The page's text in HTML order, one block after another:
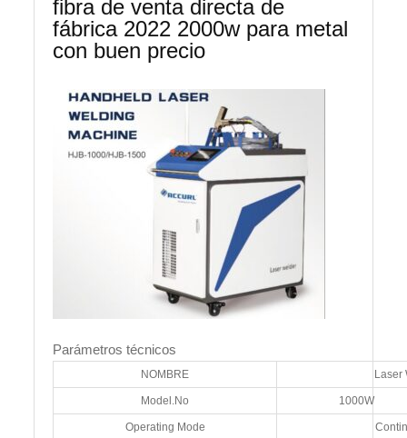
fibra de venta directa de
fábrica 2022 2000w para metal
con buen precio
Parámetros técnicos
NOMBRE Laser
Model.No 1000W
Operating Mode